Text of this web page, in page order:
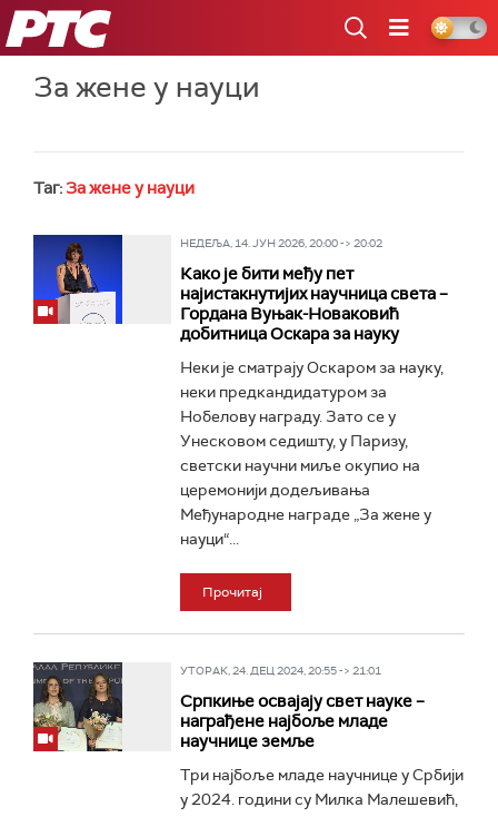
РТС
За жене у науци
Таг: За жене у науци
НЕДЕЉА, 14. ЈУН 2026, 20:00 -> 20:02
Како је бити међу пет
најистакнутијих научница света –
Гордана Вуњак-Новаковић
добитница Оскара за науку
Неки је сматрају Оскаром за науку,
неки предкандидатуром за
Нобелову награду. Зато се у
Унесковом седишту, у Паризу,
светски научни миље окупио на
церемонији додељивања
Међународне награде „За жене у
науци“...
Прочитај
УТОРАК, 24. ДЕЦ 2024, 20:55 -> 21:01
Српкиње освајају свет науке –
награђене најбоље младе
научнице земље
Три најбоље младе научнице у Србији
у 2024. години су Милка Малешевић,